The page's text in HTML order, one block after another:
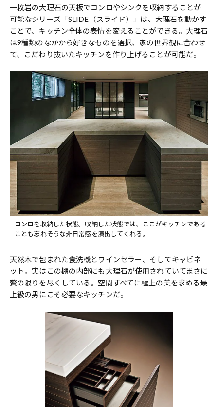
一枚岩の大理石の天板でコンロやシンクを収納することが
可能なシリーズ「SLIDE（スライド）」は、大理石を動かす
ことで、キッチン全体の表情を変えることができる。大理石
は9種類のなかから好きなものを選択、家の世界観に合わせ
て、こだわり抜いたキッチンを作り上げることが可能だ。
コンロを収納した状態。収納した状態では、ここがキッチンである
ことも忘れそうな非日常感を演出してくれる。
天然木で包まれた食洗機とワインセラー、そしてキャビネ
ット。実はこの棚の内部にも大理石が使用されていてまさに
贅の限りを尽くしている。空間すべてに極上の美を求める最
上級の男にこそ必要なキッチンだ。